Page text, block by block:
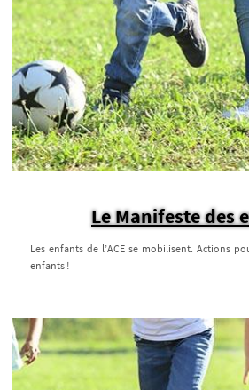
Le Manifeste des
Les enfants de l’ACE se mobilisent. Actions
enfants !